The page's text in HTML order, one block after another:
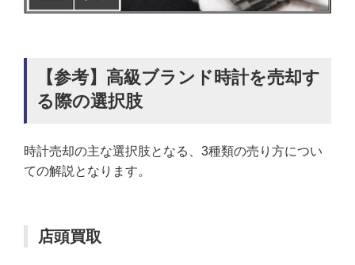
【参考】高級ブランド時計を売却す
る際の選択肢
時計売却の主な選択肢となる、3種類の売り方につい
ての解説となります。
店頭買取